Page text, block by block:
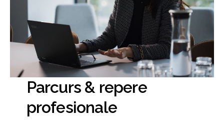
Parcurs & repere
profesionale